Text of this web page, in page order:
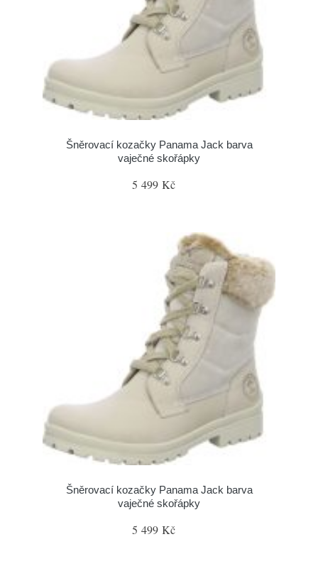
Šněrovací kozačky Panama Jack barva
vaječné skořápky
5 499 Kč
Šněrovací kozačky Panama Jack barva
vaječné skořápky
5 499 Kč